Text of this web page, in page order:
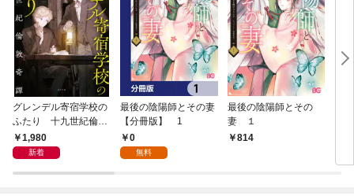
グレンデル寄宿学校の
ふたり 十九世紀倫敦
奇譚1,980
新着
最後の陰陽師とその妻
【分冊版】 1
0
無料
最後の陰陽師とその
妻 １
814